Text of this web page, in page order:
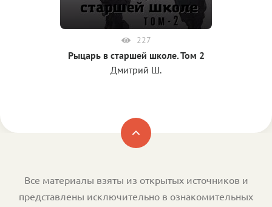
227
Рыцарь в старшей школе. Том 2
Дмитрий Ш.
Все материалы взяты из открытых источников и
представлены исключительно в ознакомительных